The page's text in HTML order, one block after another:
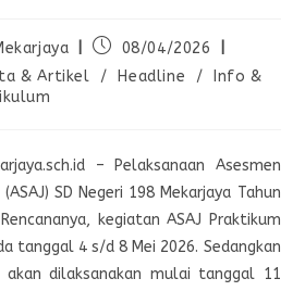
08/04/2026
& Artikel / Headline /
Info &
– Pelaksanaan Asesmen
SD Negeri 198 Mekarjaya Tahun
kegiatan ASAJ Praktikum
tanggal 4 s/d 8 Mei 2026. Sedangkan
akan dilaksanakan mulai tanggal 11